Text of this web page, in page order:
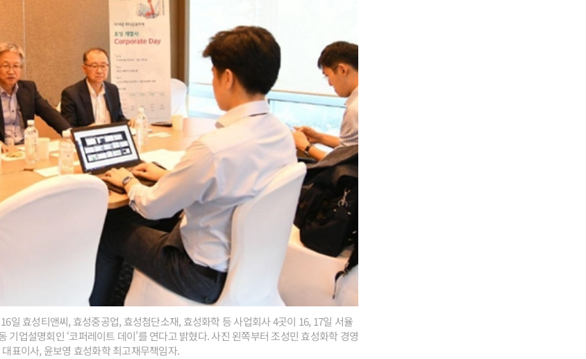
일 효성티앤씨, 효성중공업, 효성첨단소재, 효성화학 등 사업회사 4곳이 16, 17일 서율
기업설명회인 ‘코퍼레이트 데이’를 연다고 밝혔다. 사진 왼쪽부터 조성민 효성화학 경영
표이사, 윤보영 효성화학 최고재무책임자.